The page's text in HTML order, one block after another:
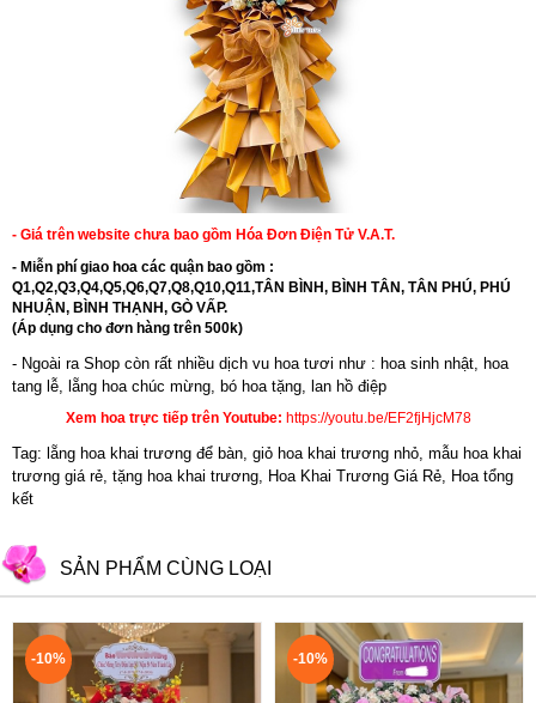
- Giá trên website chưa bao gồm Hóa Đơn Điện Tử V.A.T.
- Miễn phí giao hoa các quận bao gồm :
Q1,Q2,Q3,Q4,Q5,Q6,Q7,Q8,Q10,Q11,TÂN BÌNH, BÌNH TÂN, TÂN PHÚ, PHÚ
NHUẬN, BÌNH THẠNH, GÒ VẤP.
(Áp dụng cho đơn hàng trên 500k)
- Ngoài ra Shop còn rất nhiều dịch vu hoa tươi như : hoa sinh nhật, hoa
tang lễ, l ẵng hoa chúc mừng, bó hoa tặng, lan hồ điệp
Xem hoa trực tiếp trên Youtube: https://youtu.be/EF2fjHjcM78
Tag: lẵng hoa khai trương để bàn, giỏ hoa khai trương nhỏ, mẫu hoa khai
trương giá rẻ, tặng hoa khai trương, Hoa Khai Trương Giá Rẻ, Hoa tổng
kết
SẢN PHẨM CÙNG LOẠI
-10% -10%